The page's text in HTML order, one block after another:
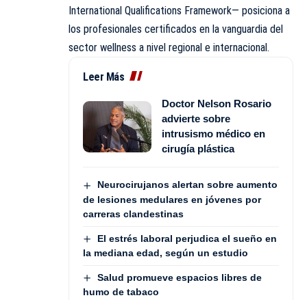
International Qualifications Framework— posiciona a
los profesionales certificados en la vanguardia del
sector wellness a nivel regional e internacional.
Leer Más
Doctor Nelson Rosario
advierte sobre
intrusismo médico en
cirugía plástica
Neurocirujanos alertan sobre aumento
de lesiones medulares en jóvenes por
carreras clandestinas
El estrés laboral perjudica el sueño en
la mediana edad, según un estudio
Salud promueve espacios libres de
humo de tabaco